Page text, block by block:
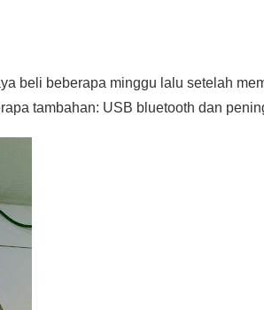
beli beberapa minggu lalu setelah
tambahan: USB bluetooth dan